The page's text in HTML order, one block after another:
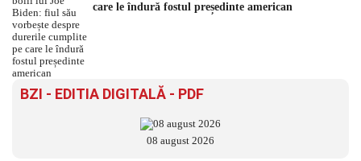
care le îndură fostul președinte american
BZI - EDITIA DIGITALĂ - PDF
08 august 2026